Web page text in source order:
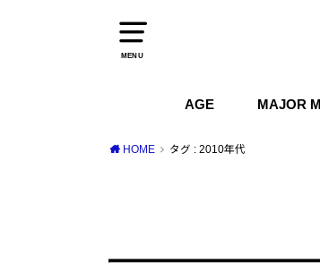
MENU
AGE
1970s
1980s
1990s
2000s
2010s
2020s
MAJOR
HOME タグ : 2010年代